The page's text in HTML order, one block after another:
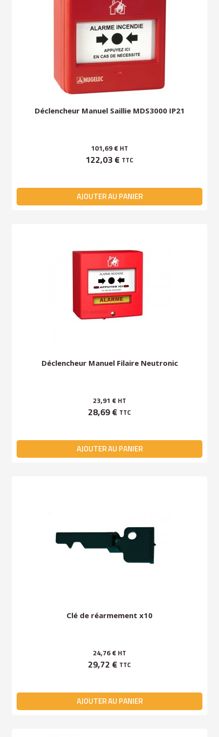
Déclencheur Manuel Saillie MDS3000 IP21
101,69 € HT
122,03 € TTC
AJOUTER AU PANIER
Déclencheur Manuel Filaire Neutronic
23,91 € HT
28,69 € TTC
AJOUTER AU PANIER
Clé de réarmement x10
24,76 € HT
29,72 € TTC
AJOUTER AU PANIER